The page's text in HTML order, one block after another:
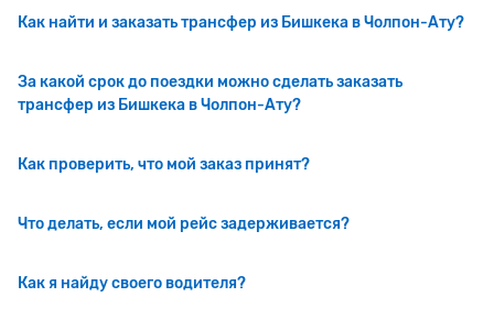
Как найти и заказать трансфер из Бишкека в Чолпон-Ату?
За какой срок до поездки можно сделать заказать
трансфер из Бишкека в Чолпон-Ату?
Как проверить, что мой заказ принят?
Что делать, если мой рейс задерживается?
Как я найду своего водителя?